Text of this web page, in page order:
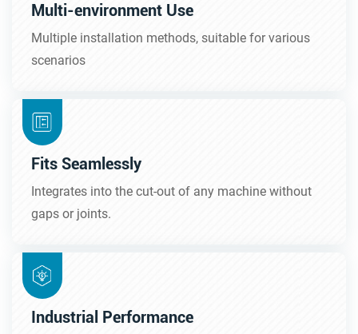
Multi-environment Use
Multiple installation methods, suitable for various
scenarios
Fits Seamlessly
Integrates into the cut-out of any machine without
gaps or joints.
Industrial Performance